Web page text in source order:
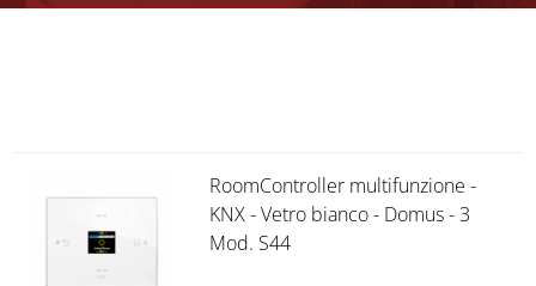
RoomController multifunzione -
KNX - Vetro bianco - Domus - 3
Mod. S44